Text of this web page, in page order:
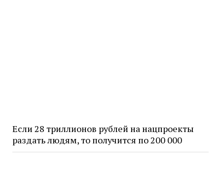
Если 28 триллионов рублей на нацпроекты
раздать людям, то получится по 200 000